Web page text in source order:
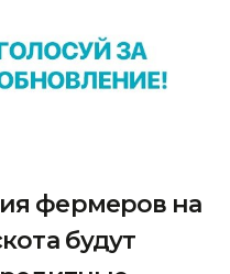
фермеров на
будут